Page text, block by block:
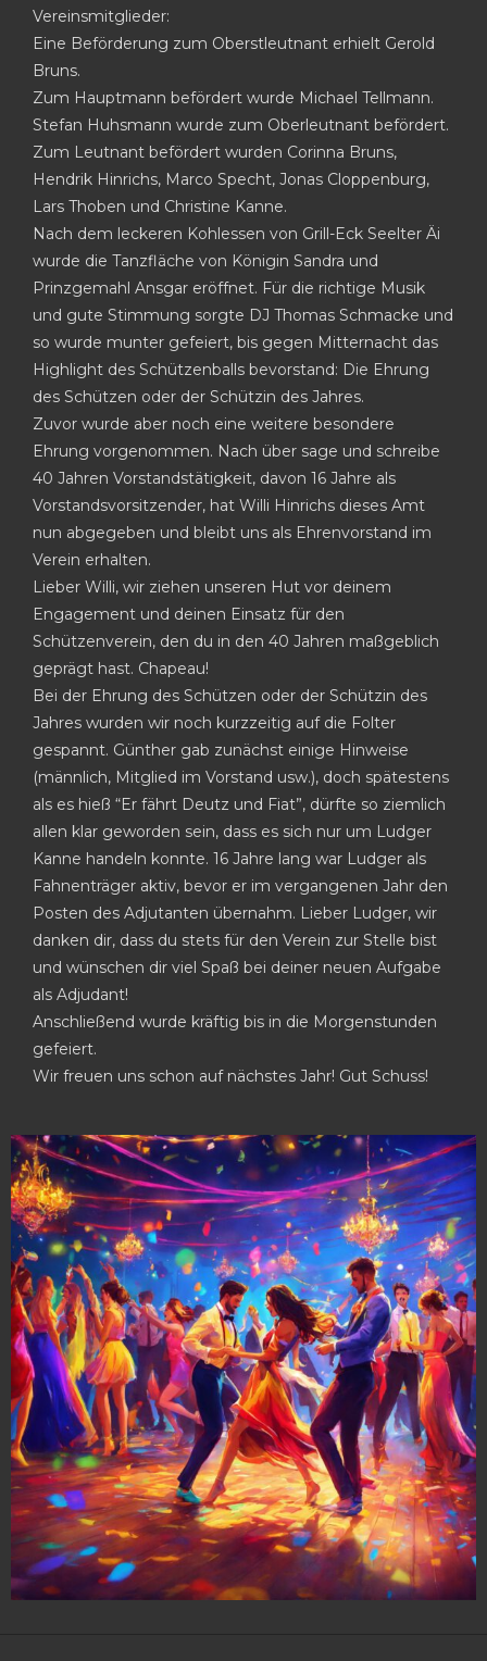
Vereinsmitglieder:
Eine Beförderung zum Oberstleutnant erhielt Gerold
Bruns.
Zum Hauptmann befördert wurde Michael Tellmann.
Stefan Huhsmann wurde zum Oberleutnant befördert.
Zum Leutnant befördert wurden Corinna Bruns,
Hendrik Hinrichs, Marco Specht, Jonas Cloppenburg,
Lars Thoben und Christine Kanne.
Nach dem leckeren Kohlessen von Grill-Eck Seelter Äi
wurde die Tanzfläche von Königin Sandra und
Prinzgemahl Ansgar eröffnet. Für die richtige Musik
und gute Stimmung sorgte DJ Thomas Schmacke und
so wurde munter gefeiert, bis gegen Mitternacht das
Highlight des Schützenballs bevorstand: Die Ehrung
des Schützen oder der Schützin des Jahres.
Zuvor wurde aber noch eine weitere besondere
Ehrung vorgenommen. Nach über sage und schreibe
40 Jahren Vorstandstätigkeit, davon 16 Jahre als
Vorstandsvorsitzender, hat Willi Hinrichs dieses Amt
nun abgegeben und bleibt uns als Ehrenvorstand im
Verein erhalten.
Lieber Willi, wir ziehen unseren Hut vor deinem
Engagement und deinen Einsatz für den
Schützenverein, den du in den 40 Jahren maßgeblich
geprägt hast. Chapeau!
Bei der Ehrung des Schützen oder der Schützin des
Jahres wurden wir noch kurzzeitig auf die Folter
gespannt. Günther gab zunächst einige Hinweise
(männlich, Mitglied im Vorstand usw.), doch spätestens
als es hieß “Er fährt Deutz und Fiat”, dürfte so ziemlich
allen klar geworden sein, dass es sich nur um Ludger
Kanne handeln konnte. 16 Jahre lang war Ludger als
Fahnenträger aktiv, bevor er im vergangenen Jahr den
Posten des Adjutanten übernahm. Lieber Ludger, wir
danken dir, dass du stets für den Verein zur Stelle bist
und wünschen dir viel Spaß bei deiner neuen Aufgabe
als Adjudant!
Anschließend wurde kräftig bis in die Morgenstunden
gefeiert.
Wir freuen uns schon auf nächstes Jahr! Gut Schuss!